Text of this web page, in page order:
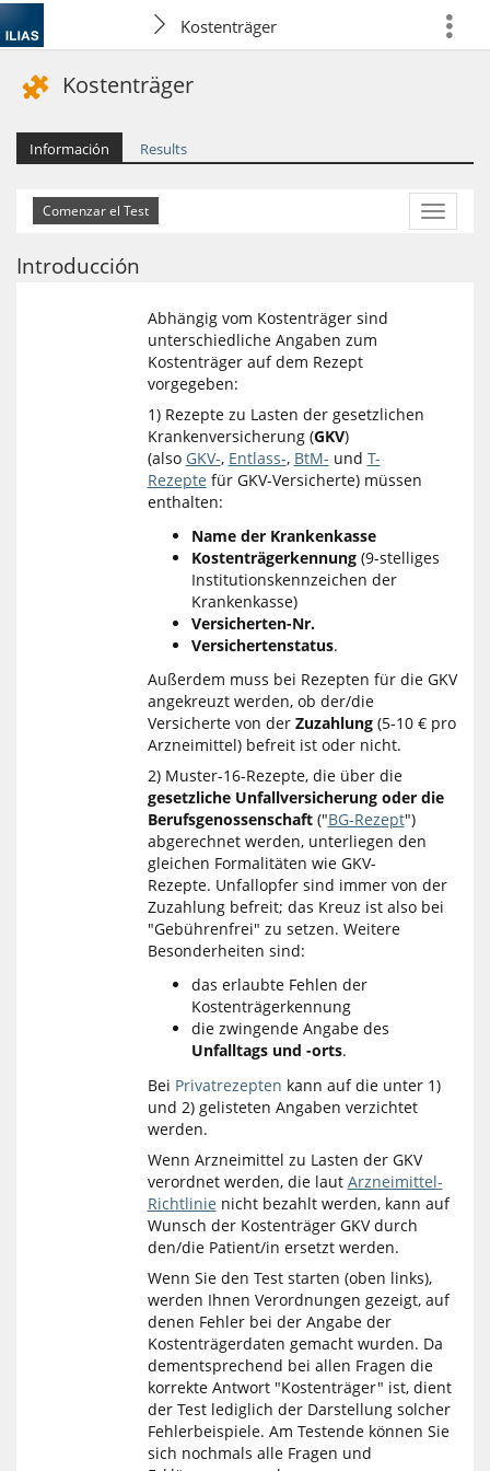
Kostenträger
more
Kostenträger
Información Results
More
Actions
Introducción
Abhängig vom Kostenträger sind
unterschiedliche Angaben zum
Kostenträger auf dem Rezept
vorgegeben:
1) Rezepte zu Lasten der gesetzlichen
Krankenversicherung (GKV)
(also GKV-, Entlass-, BtM- und T-
Rezepte für GKV-Versicherte) müssen
enthalten:
Name der Krankenkasse
Kostenträgerkennung(9-stelliges
Institutionskennzeichen der
Krankenkasse)
Versicherten-Nr.
Versichertenstatus.
Außerdem muss bei Rezepten für die GKV
angekreuzt werden, ob der/die
Versicherte von der Zuzahlung(5-10 € pro
Arzneimittel) befreit ist oder nicht.
2) Muster-16-Rezepte, die über die
gesetzliche Unfallversicherung oder die
Berufsgenossenschaft("BG-Rezept")
abgerechnet werden, unterliegen den
gleichen Formalitäten wie GKV-
Rezepte. Unfallopfer sind immer von der
Zuzahlung befreit; das Kreuz ist also bei
"Gebührenfrei" zu setzen. Weitere
Besonderheiten sind:
das erlaubte Fehlen der
Kostenträgerkennung
die zwingende Angabe des
Unfalltags und -orts.
Bei Privatrezepten kann auf die unter 1)
und 2) gelisteten Angaben verzichtet
werden.
Wenn Arzneimittel zu Lasten der GKV
verordnet werden, die laut Arzneimittel-
Richtlinie nicht bezahlt werden, kann auf
Wunsch der Kostenträger GKV durch
den/die Patient/in ersetzt werden.
Wenn Sie den Test starten (oben links),
werden Ihnen Verordnungen gezeigt, auf
denen Fehler bei der Angabe der
Kostenträgerdaten gemacht wurden. Da
dementsprechend bei allen Fragen die
korrekte Antwort "Kostenträger" ist, dient
der Test lediglich der Darstellung solcher
Fehlerbeispiele. Am Testende können Sie
sich nochmals alle Fragen und